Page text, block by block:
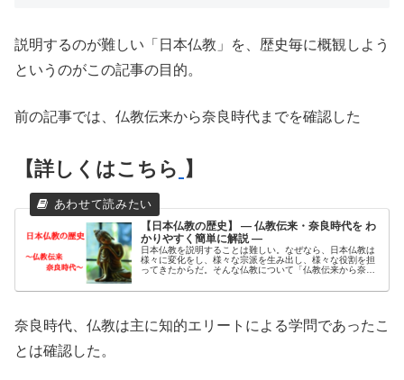
説明するのが難しい「日本仏教」を、歴史毎に概観しよう
というのがこの記事の目的。
前の記事では、仏教伝来から奈良時代までを確認した
【詳しくはこちら 】
【日本仏教の歴史】 ― 仏教伝来・奈良時代を わ
かりやすく簡単に解説 ―
日本仏教を説明することは難しい。なぜなら、日本仏教は
様々に変化をし、様々な宗派を生み出し、様々な役割を担
ってきたからだ。そんな仏教について「仏教伝来から奈良
奈良時代、仏教は主に知的エリートによる学問であったこ
とは確認した。